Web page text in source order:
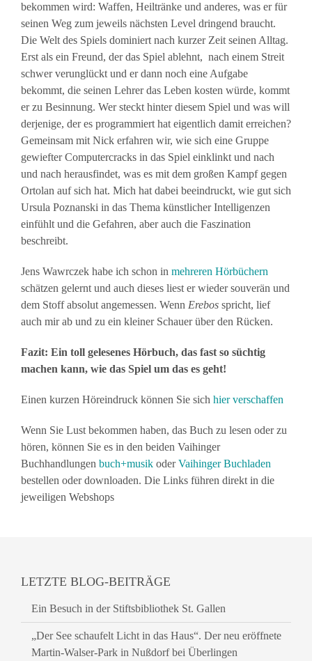
bekommen wird: Waffen, Heiltränke und anderes, was er für
seinen Weg zum jeweils nächsten Level dringend braucht.
Die Welt des Spiels dominiert nach kurzer Zeit seinen Alltag.
Erst als ein Freund, der das Spiel ablehnt, nach einem Streit
schwer verunglückt und er dann noch eine Aufgabe
bekommt, die seinen Lehrer das Leben kosten würde, kommt
er zu Besinnung. Wer steckt hinter diesem Spiel und was will
derjenige, der es programmiert hat eigentlich damit erreichen?
Gemeinsam mit Nick erfahren wir, wie sich eine Gruppe
gewiefter Computercracks in das Spiel einklinkt und nach
und nach herausfindet, was es mit dem großen Kampf gegen
Ortolan auf sich hat. Mich hat dabei beeindruckt, wie gut sich
Ursula Poznanski in das Thema künstlicher Intelligenzen
einfühlt und die Gefahren, aber auch die Faszination
beschreibt.
Jens Wawrczek habe ich schon in mehreren Hörbüchern
schätzen gelernt und auch dieses liest er wieder souverän und
dem Stoff absolut angemessen. Wenn Erebos spricht, lief
auch mir ab und zu ein kleiner Schauer über den Rücken.
Fazit: Ein toll gelesenes Hörbuch, das fast so süchtig
machen kann, wie das Spiel um das es geht!
Einen kurzen Höreindruck können Sie sich hier verschaffen
Wenn Sie Lust bekommen haben, das Buch zu lesen oder zu
hören, können Sie es in den beiden Vaihinger
Buchhandlungen buch+musik oderVaihinger Buchladen
bestellen oder downloaden. Die Links führen direkt in die
jeweiligen Webshops
LETZTE BLOG-BEITRÄGE
Ein Besuch in der Stiftsbibliothek St. Gallen
„Der See schaufelt Licht in das Haus“. Der neu eröffnete
Martin-Walser-Park in Nußdorf bei Überlingen